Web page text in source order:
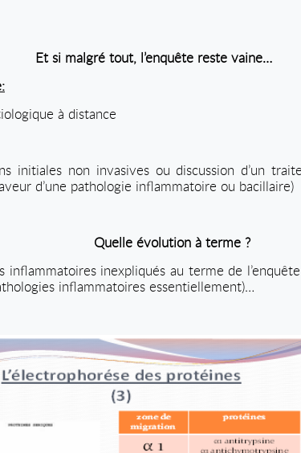
Et si malgré tout, l’enquête reste vaine…
à distance
initiales non invasives ou discussion d’un
d’une pathologie inflammatoire ou bacillaire)
Quelle évolution à terme ?
inflammatoires inexpliqués au terme de
inflammatoires essentiellement)…